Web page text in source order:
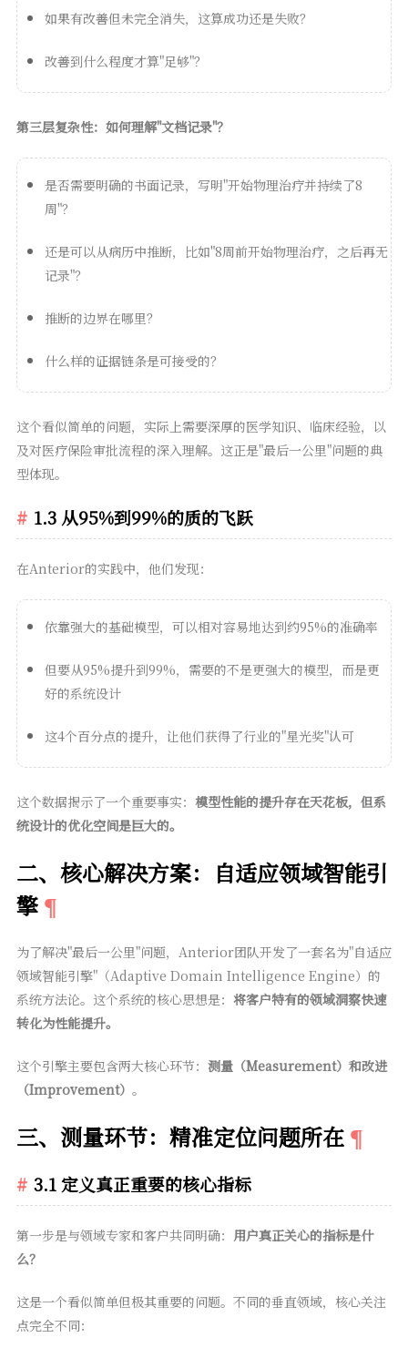
如果有改善但未完全消失，这算成功还是失败？
改善到什么程度才算"足够"？
第三层复杂性：如何理解"文档记录"？
是否需要明确的书面记录，写明"开始物理治疗并持续了8
周"？
还是可以从病历中推断，比如"8周前开始物理治疗，之后再无
记录"？
推断的边界在哪里？
什么样的证据链条是可接受的？
这个看似简单的问题，实际上需要深厚的医学知识、临床经验，以
及对医疗保险审批流程的深入理解。这正是"最后一公里"问题的典
型体现。
1.3 从95%到99%的质的飞跃
在Anterior的实践中，他们发现：
依靠强大的基础模型，可以相对容易地达到约95%的准确率
但要从95%提升到99%，需要的不是更强大的模型，而是更
好的系统设计
这4个百分点的提升，让他们获得了行业的"星光奖"认可
这个数据揭示了一个重要事实： 模型性能的提升存在天花板，但系
统设计的优化空间是巨大的。
二、核心解决方案：自适应领域智能引
擎
为了解决"最后一公里"问题，Anterior团队开发了一套名为"自适应
领域智能引擎"（Adaptive Domain Intelligence Engine）的
系统方法论。这个系统的核心思想是： 将客户特有的领域洞察快速
转化为性能提升。
这个引擎主要包含两大核心环节： 测量（Measurement）和改进
（Improvement） 。
三、测量环节：精准定位问题所在
3.1 定义真正重要的核心指标
第一步是与领域专家和客户共同明确： 用户真正关心的指标是什
么？
这是一个看似简单但极其重要的问题。不同的垂直领域，核心关注
点完全不同：